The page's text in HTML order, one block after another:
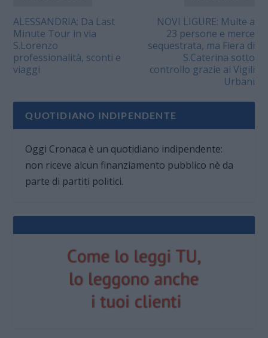
ALESSANDRIA: Da Last
Minute Tour in via
S.Lorenzo
professionalità, sconti e
viaggi
NOVI LIGURE: Multe a
23 persone e merce
sequestrata, ma Fiera di
S.Caterina sotto
controllo grazie ai Vigili
Urbani
QUOTIDIANO INDIPENDENTE
Oggi Cronaca è un quotidiano indipendente:
non riceve alcun finanziamento pubblico nè da
parte di partiti politici.